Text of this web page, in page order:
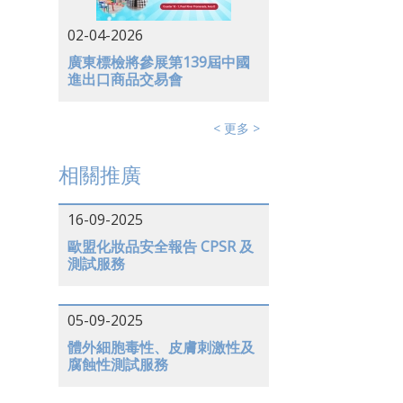
02-04-2026
廣東標檢將參展第139屆中國
進出口商品交易會
< 更多 >
相關推廣
16-09-2025
歐盟化妝品安全報告 CPSR 及
測試服務
05-09-2025
體外細胞毒性、皮膚刺激性及
腐蝕性測試服務